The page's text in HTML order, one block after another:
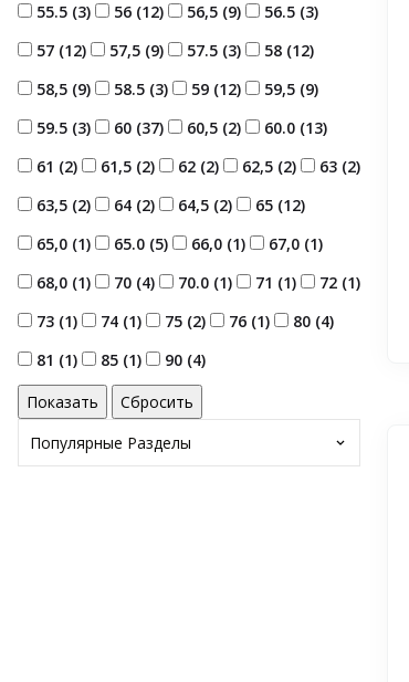
55.5 (3) 56 (12) 56,5 (9) 56.5 (3)
57 (12) 57,5 (9) 57.5 (3) 58 (12)
58,5 (9) 58.5 (3) 59 (12) 59,5 (9)
59.5 (3) 60 (37) 60,5 (2) 60.0 (13)
61 (2) 61,5 (2) 62 (2) 62,5 (2) 63 (2)
63,5 (2) 64 (2) 64,5 (2) 65 (12)
65,0 (1) 65.0 (5) 66,0 (1) 67,0 (1)
68,0 (1) 70 (4) 70.0 (1) 71 (1) 72 (1)
73 (1) 74 (1) 75 (2) 76 (1) 80 (4)
81 (1) 85 (1) 90 (4)
Популярные Разделы